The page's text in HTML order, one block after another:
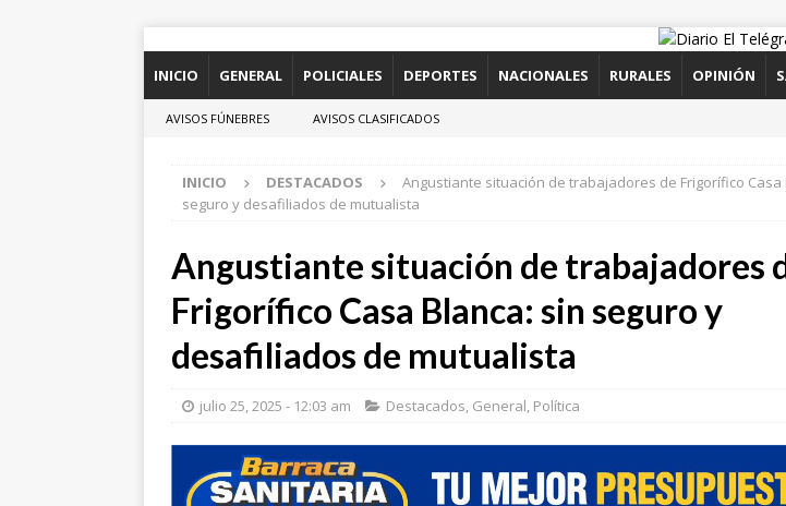
INICIO GENERAL POLICIALES DEPORTES NACIONALES RURALES OPINIÓN
AVISOS FÚNEBRES AVISOS CLASIFICADOS
INICIO DESTACADOS
Angustiante situación de trabajadores de Frigorífico Casa
seguro y desafiliados de mutualista
Angustiante situación de trabajadores
Frigorífico Casa Blanca: sin seguro y
desafiliados de mutualista
julio 25, 2025 - 12:03 am Destacados, General, Política